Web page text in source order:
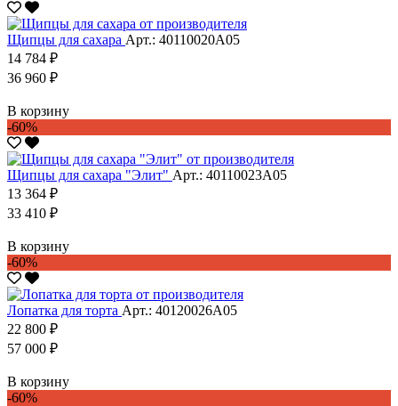
Щипцы для сахара Арт.: 40110020А05
14 784 ₽
36 960 ₽
В корзину
-60%
Щипцы для сахара "Элит" Арт.: 40110023А05
13 364 ₽
33 410 ₽
В корзину
-60%
Лопатка для торта Арт.: 40120026А05
22 800 ₽
57 000 ₽
В корзину
-60%